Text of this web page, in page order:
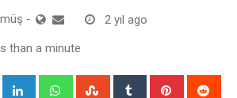
- 2 yıl ago
than a minute
Google+ LinkedIn WhatsappStumbleUpon
Tumblr Pinterest